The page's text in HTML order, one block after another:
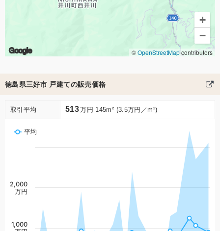
Google
+
−
©OpenStreetMapcontributors
徳島県三好市 戸建ての販売価格
取引平均 513万円 145m² (3.5万円／m²)
平均
1,000
2,000
万円